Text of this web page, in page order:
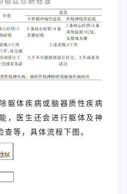
躯体疾病或脑器质性疾病
，医生还会进行躯体及神
等，具体流程下图。